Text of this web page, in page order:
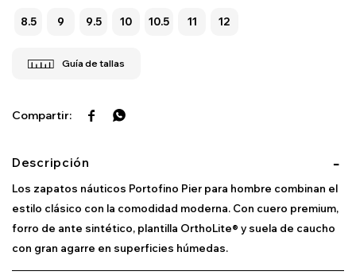
8.5 9 9.5 10 10.5 11 12
 
Descripción
Los zapatos náuticos Portofino Pier para hombre combinan el
estilo clásico con la comodidad moderna. Con cuero premium,
forro de ante sintético, plantilla OrthoLite® y suela de caucho
con gran agarre en superficies húmedas.